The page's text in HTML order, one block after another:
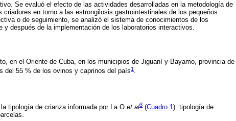
Se evaluó el efecto de las actividades desarrolladas en la metodología de
en torno a las estrongilosis gastrointestinales de los pequeños
o de seguimiento, se analizó el sistema de conocimientos de los
después de la implementación de los laboratorios interactivos.
en el Oriente de Cuba, en los municipios de Jiguaní y Bayamo, provincia de
del 55 % de los ovinos y caprinos del país1 .
tipología de crianza informada por La O et al3 (Cuadro 1): tipología de